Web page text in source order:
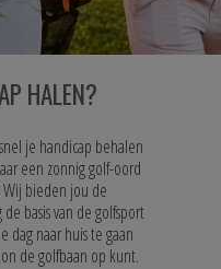
HALEN?
je handicap behalen
een zonnig golf-oord
Wij bieden jou de
basis van de golfsport
dag naar huis te gaan
de golfbaan op kunt.